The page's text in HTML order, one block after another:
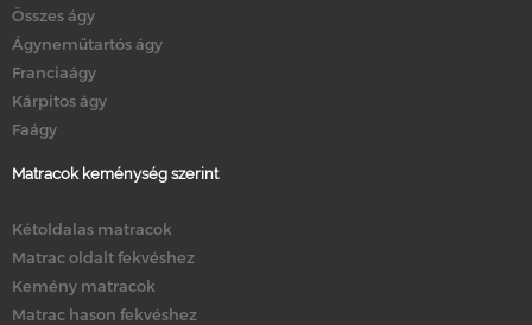
Összes ágy
Ágyneműtartós ágy
Franciaágy
Kárpitos ágy
Faágy
Matracok keménység szerint
Kétoldalas matracok
Matrac oldalt fekvéshez
Kemény matracok
Matrac hason fekvéshez